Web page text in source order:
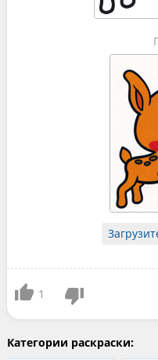
1
Категории раскраски: